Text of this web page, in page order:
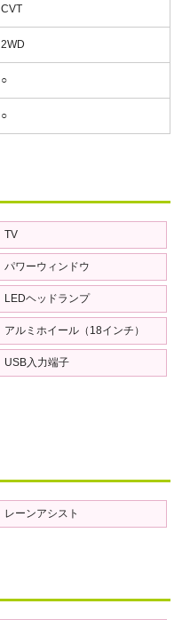
CVT
2WD
○
○
TV
パワーウィンドウ
LEDヘッドランプ
アルミホイール（18インチ）
USB入力端子
レーンアシスト